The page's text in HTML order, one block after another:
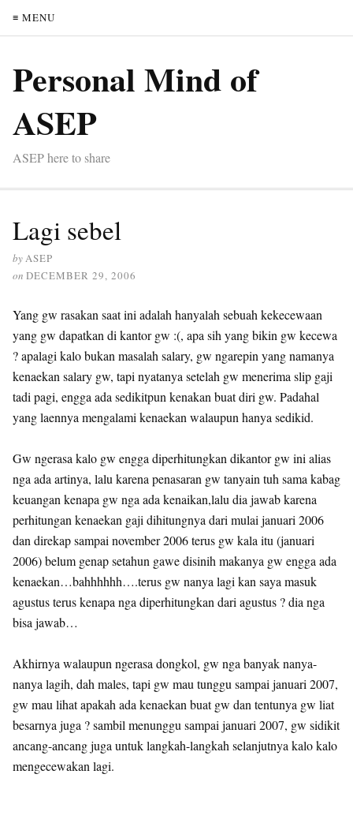
≡ MENU
Personal Mind of
ASEP
ASEP here to share
Lagi sebel
byASEP
on DECEMBER 29, 2006
Yang gw rasakan saat ini adalah hanyalah sebuah kekecewaan
yang gw dapatkan di kantor gw :(, apa sih yang bikin gw kecewa
? apalagi kalo bukan masalah salary, gw ngarepin yang namanya
kenaekan salary gw, tapi nyatanya setelah gw menerima slip gaji
tadi pagi, engga ada sedikitpun kenakan buat diri gw. Padahal
yang laennya mengalami kenaekan walaupun hanya sedikid.
Gw ngerasa kalo gw engga diperhitungkan dikantor gw ini alias
nga ada artinya, lalu karena penasaran gw tanyain tuh sama kabag
keuangan kenapa gw nga ada kenaikan,lalu dia jawab karena
perhitungan kenaekan gaji dihitungnya dari mulai januari 2006
dan direkap sampai november 2006 terus gw kala itu (januari
2006) belum genap setahun gawe disinih makanya gw engga ada
kenaekan…bahhhhhh….terus gw nanya lagi kan saya masuk
agustus terus kenapa nga diperhitungkan dari agustus ? dia nga
bisa jawab…
Akhirnya walaupun ngerasa dongkol, gw nga banyak nanya-
nanya lagih, dah males, tapi gw mau tunggu sampai januari 2007,
gw mau lihat apakah ada kenaekan buat gw dan tentunya gw liat
besarnya juga ? sambil menunggu sampai januari 2007, gw sidikit
ancang-ancang juga untuk langkah-langkah selanjutnya kalo kalo
mengecewakan lagi.